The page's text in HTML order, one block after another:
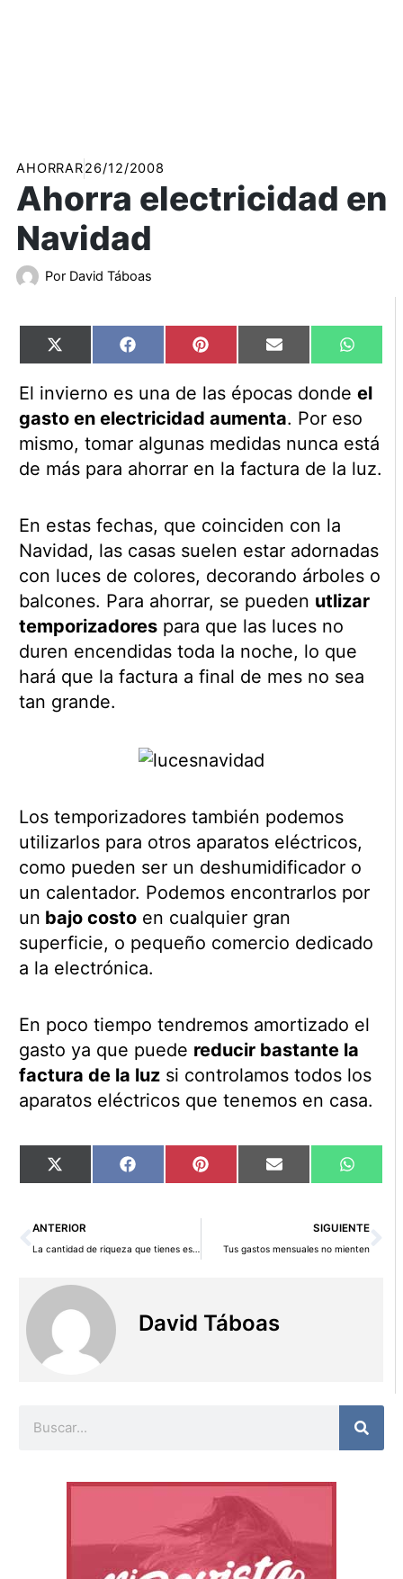
AHORRAR26/12/2008
Ahorra electricidad en
Navidad
Por David Táboas
Compartir
en
X
(Twitter)
Compartir
en
Facebook Compartir
en
Pinterest Compartir
en
Email
en
El invierno es una de las épocas donde el
gasto en electricidad aumenta. Por eso
mismo, tomar algunas medidas nunca está
de más para ahorrar en la factura de la luz.
En estas fechas, que coinciden con la
Navidad, las casas suelen estar adornadas
con luces de colores, decorando árboles o
balcones. Para ahorrar, se pueden utlizar
temporizadorespara que las luces no
duren encendidas toda la noche, lo que
hará que la factura a final de mes no sea
tan grande.
Los temporizadores también podemos
utilizarlos para otros aparatos eléctricos,
como pueden ser un deshumidificador o
un calentador. Podemos encontrarlos por
un bajo costoen cualquier gran
superficie, o pequeño comercio dedicado
a la electrónica.
En poco tiempo tendremos amortizado el
gasto ya que puede reducir bastante la
factura de la luzsi controlamos todos los
aparatos eléctricos que tenemos en casa.
Compartir
en
X
(Twitter)
Compartir
en
Facebook Compartir
en
Pinterest Compartir
en
Email
en
Ant
ANTERIOR
La cantidad de riqueza que tienes es la cantidad de riqueza que crees que debes tener
SIGUIENTE
Tus gastos mensuales no mienten
David Táboas